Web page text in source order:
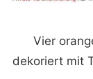
Vier
dekoriert mit